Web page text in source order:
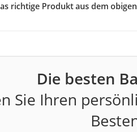
richtige Produkt aus dem
Die besten
Sie Ihren